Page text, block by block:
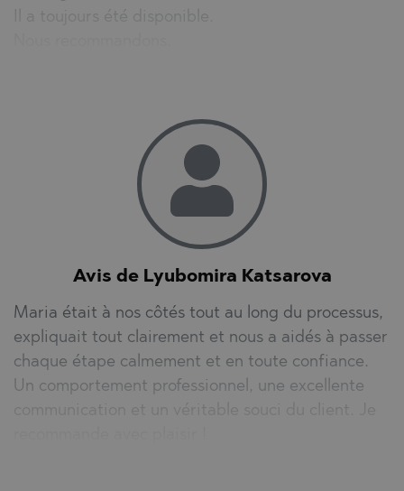
Il a toujours été disponible.
Avis de Lyubomira Katsarova
Maria était à nos côtés tout au long du processus,
expliquait tout clairement et nous a aidés à passer
chaque étape calmement et en toute confiance.
Un comportement professionnel, une excellente
communication et un véritable souci du client. Je